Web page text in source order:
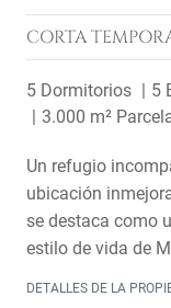
CORTA
5 Dormitorios 5
3.000 m²
Un refugio
ubicación
se destaca como
estilo de vida de
DETALLES DE LA